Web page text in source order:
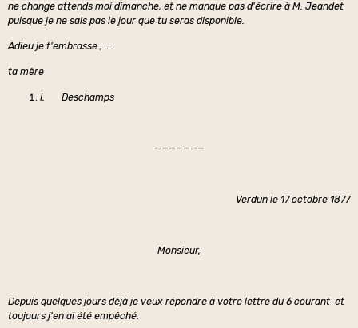
ne change attends moi dimanche, et ne manque pas d'écrire à M. Jeandet
puisque je ne sais pas le jour que tu seras disponible.
Adieu je t'embrasse , ….
ta mère
I. Deschamps
———————
Verdun le 17 octobre 1877
Monsieur,
Depuis quelques jours déjà je veux répondre à votre lettre du 6 courant et
toujours j'en ai été empêché.